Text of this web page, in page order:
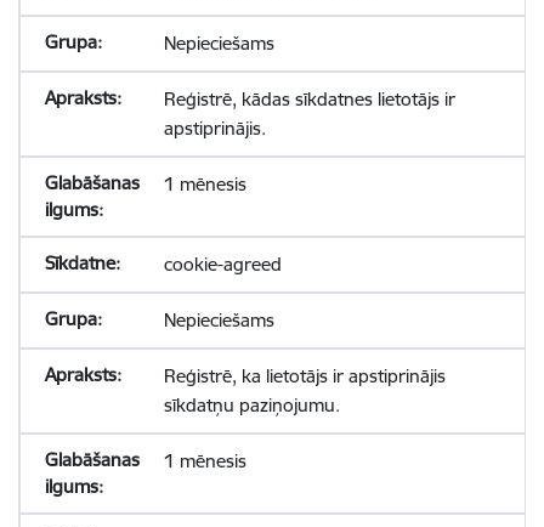
Nepieciešams
Reģistrē, kādas sīkdatnes lietotājs ir
apstiprinājis.
1 mēnesis
cookie-agreed
Nepieciešams
Reģistrē, ka lietotājs ir apstiprinājis
sīkdatņu paziņojumu.
1 mēnesis